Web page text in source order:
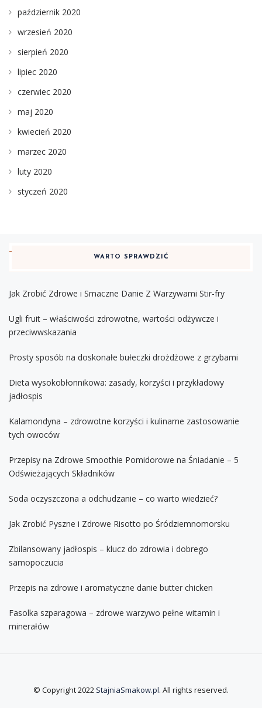
październik 2020
wrzesień 2020
sierpień 2020
lipiec 2020
czerwiec 2020
maj 2020
kwiecień 2020
marzec 2020
luty 2020
styczeń 2020
WARTO SPRAWDZIĆ
Jak Zrobić Zdrowe i Smaczne Danie Z Warzywami Stir-fry
Ugli fruit – właściwości zdrowotne, wartości odżywcze i
przeciwwskazania
Prosty sposób na doskonałe bułeczki drożdżowe z grzybami
Dieta wysokobłonnikowa: zasady, korzyści i przykładowy
jadłospis
Kalamondyna – zdrowotne korzyści i kulinarne zastosowanie
tych owoców
Przepisy na Zdrowe Smoothie Pomidorowe na Śniadanie – 5
Odświeżających Składników
Soda oczyszczona a odchudzanie – co warto wiedzieć?
Jak Zrobić Pyszne i Zdrowe Risotto po Śródziemnomorsku
Zbilansowany jadłospis – klucz do zdrowia i dobrego
samopoczucia
Przepis na zdrowe i aromatyczne danie butter chicken
Fasolka szparagowa – zdrowe warzywo pełne witamin i
minerałów
© Copyright 2022 StajniaSmakow.pl. All rights reserved.